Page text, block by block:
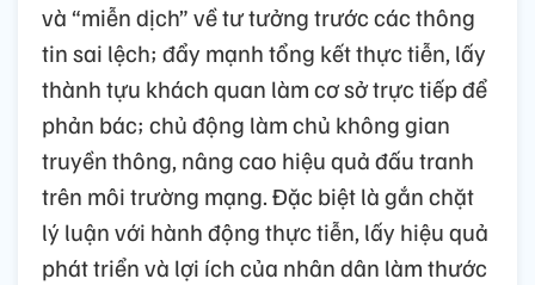
và “miễn dịch” về tư tưởng trước các thông
tin sai lệch; đẩy mạnh tổng kết thực tiễn, lấy
thành tựu khách quan làm cơ sở trực tiếp để
phản bác; chủ động làm chủ không gian
truyền thông, nâng cao hiệu quả đấu tranh
trên môi trường mạng. Đặc biệt là gắn chặt
lý luận với hành động thực tiễn, lấy hiệu quả
phát triển và lợi ích của nhân dân làm thước